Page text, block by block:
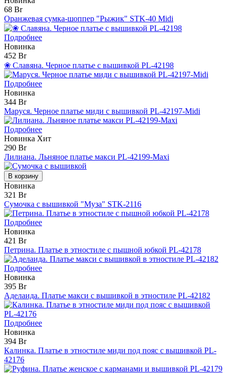
68 Br
Оранжевая сумка-шоппер "Рыжик" STK-40 Midi
Подробнее
Новинка
452 Br
❀ Славяна. Черное платье с вышивкой PL-42198
Подробнее
Новинка
344 Br
Маруся. Черное платье миди с вышивкой PL-42197-Midi
Подробнее
Новинка Хит
290 Br
Лилиана. Льняное платье макси PL-42199-Maxi
В корзину
Новинка
321 Br
Сумочка с вышивкой "Муза" STK-2116
Подробнее
Новинка
421 Br
Петрина. Платье в этностиле с пышной юбкой PL-42178
Подробнее
Новинка
395 Br
Аделаида. Платье макси с вышивкой в этностиле PL-42182
Подробнее
Новинка
394 Br
Калинка. Платье в этностиле миди под пояс с вышивкой PL-
42176